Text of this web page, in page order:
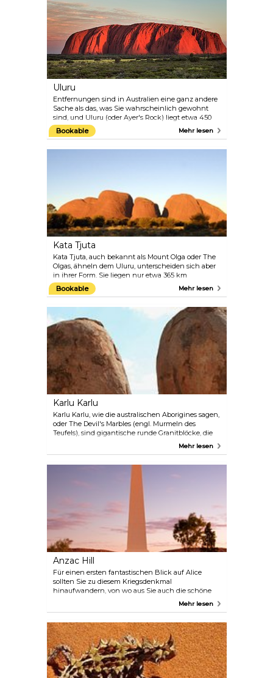
Uluru
Entfernungen sind in Australien eine ganz andere
Sache als das, was Sie wahrscheinlich gewohnt
sind, und Uluru (oder Ayer's Rock) liegt etwa 450
km südwestlich von Alice Springs – angesichts der
riesigen Entfernungen in Oz ist das praktisch
Bookable Mehr lesen
Kata Tjuta
Kata Tjuta, auch bekannt als Mount Olga oder The
Olgas, ähneln dem Uluru, unterscheiden sich aber
in ihrer Form. Sie liegen nur etwa 365 km
südwestlich von Alice Springs und sind – im
Vergleich zu ihrem "Geschwisterchen" Uluru – nur
Besuch wert. Einst ein einziger Felsbrocken,
bestehen die Olgas heute aus 36 kuppelförmigen
Formationen, die im Laufe von Millionen von
Jahren verwittert sind. Bewundern Sie die
beeindruckenden Felsen aus der Ferne, zum
Beispiel auf dem Valley of the Winds Wanderweg –
einem Rundweg mit fantastischen
Aussichtspunkten. Sie können direkt durch die
Furchen wandern, um atemberaubende Ausblicke
und weniger Menschenmassen zu erleben.
Bookable Mehr lesen
Karlu Karlu
Karlu Karlu, wie die australischen Aborigines sagen,
oder The Devil's Marbles (engl. Murmeln des
Teufels), sind gigantische runde Granitblöcke, die
sich über ein Tal verteilen. Sie sind eine der
Jahr über zu erleben, bieten Ranger zwischen Mai
Mehr lesen
Anzac Hill
Für einen ersten fantastischen Blick auf Alice
sollten Sie zu diesem Kriegsdenkmal
hinaufwandern, von wo aus Sie auch die schöne
Umgebung der Stadt genießen können. Dieser
beginnen oder beenden Sie Ihren Tag am besten
mit einem Besuch hier oben. Dieses Denkmal ist
dem ANZACS (Australian and New Zealand Army
Corps) des Ersten Weltkriegs gewidmet. Die
Frühmesse findet jedes Jahr am ANZAC Day, dem
25. April, statt.
Mehr lesen